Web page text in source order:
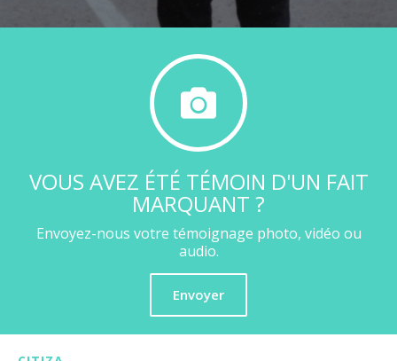
VOUS AVEZ ÉTÉ TÉMOIN D'UN FAIT
MARQUANT ?
Envoyez-nous votre témoignage photo, vidéo ou
audio.
Envoyer